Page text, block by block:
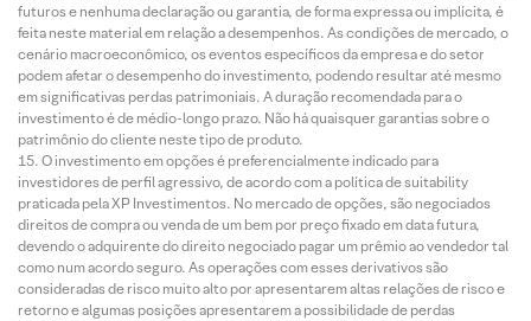
futuros e nenhuma declaração ou garantia, de forma expressa ou implícita, é
feita neste material em relação a desempenhos. As condições de mercado, o
cenário macroeconômico, os eventos específicos da empresa e do setor
podem afetar o desempenho do investimento, podendo resultar até mesmo
em significativas perdas patrimoniais. A duração recomendada para o
investimento é de médio-longo prazo. Não há quaisquer garantias sobre o
patrimônio do cliente neste tipo de produto.
O investimento em opções é preferencialmente indicado para
investidores de perfil agressivo, de acordo com a política de suitability
praticada pela XP Investimentos. No mercado de opções, são negociados
direitos de compra ou venda de um bem por preço fixado em data futura,
devendo o adquirente do direito negociado pagar um prêmio ao vendedor tal
como num acordo seguro. As operações com esses derivativos são
consideradas de risco muito alto por apresentarem altas relações de risco e
retorno e algumas posições apresentarem a possibilidade de perdas